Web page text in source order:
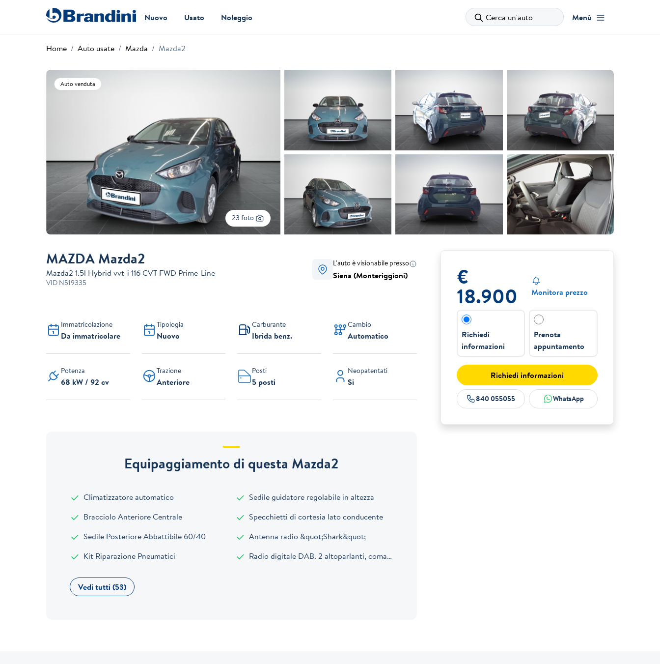
Nuovo Usato Noleggio Cerca un'auto Menù
Home Auto usate Mazda Mazda2
Auto venduta
23 foto
€
18.900 Monitora prezzo
Richiedi
informazioni
Prenota
appuntamento
Richiedi informazioni
840 055055 WhatsApp
MAZDA Mazda2
Mazda2 1.5l Hybrid vvt-i 116 CVT FWD Prime-Line
VID N519335
L'auto è visionabile presso
Siena (Monteriggioni)
Immatricolazione
Da immatricolare
Tipologia
Nuovo
Carburante
Ibrida benz.
Cambio
Automatico
Potenza
68 kW / 92 cv
Trazione
Anteriore
Posti
5 posti
Neopatentati
Si
Equipaggiamento di questa Mazda2
Climatizzatore automatico
Sedile guidatore regolabile in altezza
Bracciolo Anteriore Centrale
Specchietti di cortesia lato conducente
Sedile Posteriore Abbattibile 60/40
Antenna radio &quot;Shark&quot;
Kit Riparazione Pneumatici
Radio digitale DAB. 2 altoparlanti, comandi al volante, presa USB-C
Vedi tutti (53)